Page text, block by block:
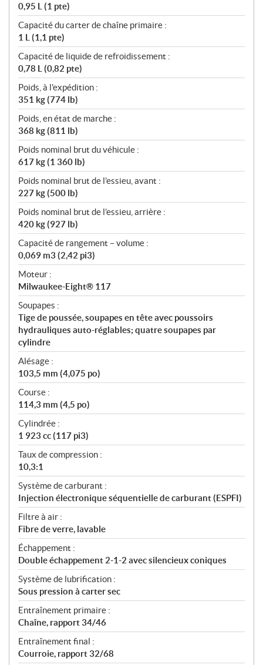
0,95 L (1 pte)
Capacité du carter de chaîne primaire :
1 L (1,1 pte)
Capacité de liquide de refroidissement :
0,78 L (0,82 pte)
Poids, à l'expédition :
351 kg (774 lb)
Poids, en état de marche :
368 kg (811 lb)
Poids nominal brut du véhicule :
617 kg (1 360 lb)
Poids nominal brut de l’essieu, avant :
227 kg (500 lb)
Poids nominal brut de l’essieu, arrière :
420 kg (927 lb)
Capacité de rangement – volume :
0,069 m3 (2,42 pi3)
Moteur :
Milwaukee-Eight® 117
Soupapes :
Tige de poussée, soupapes en tête avec poussoirs
hydrauliques auto-réglables; quatre soupapes par
cylindre
Alésage :
103,5 mm (4,075 po)
Course :
114,3 mm (4,5 po)
Cylindrée :
1 923 cc (117 pi3)
Taux de compression :
10,3:1
Système de carburant :
Injection électronique séquentielle de carburant (ESPFI)
Filtre à air :
Fibre de verre, lavable
Échappement :
Double échappement 2-1-2 avec silencieux coniques
Système de lubrification :
Sous pression à carter sec
Entraînement primaire :
Chaîne, rapport 34/46
Entraînement final :
Courroie, rapport 32/68